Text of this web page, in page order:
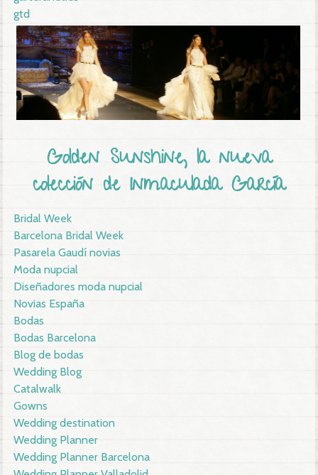
gtd
Golden Sunshine, la nueva
colección de Inmaculada García
Bridal Week
Barcelona Bridal Week
Pasarela Gaudí novias
Moda nupcial
Diseñadores moda nupcial
Novias España
Bodas
Bodas Barcelona
Blog de bodas
Wedding Blog
Catalwalk
Gowns
Wedding destination
Wedding Planner
Wedding Planner Barcelona